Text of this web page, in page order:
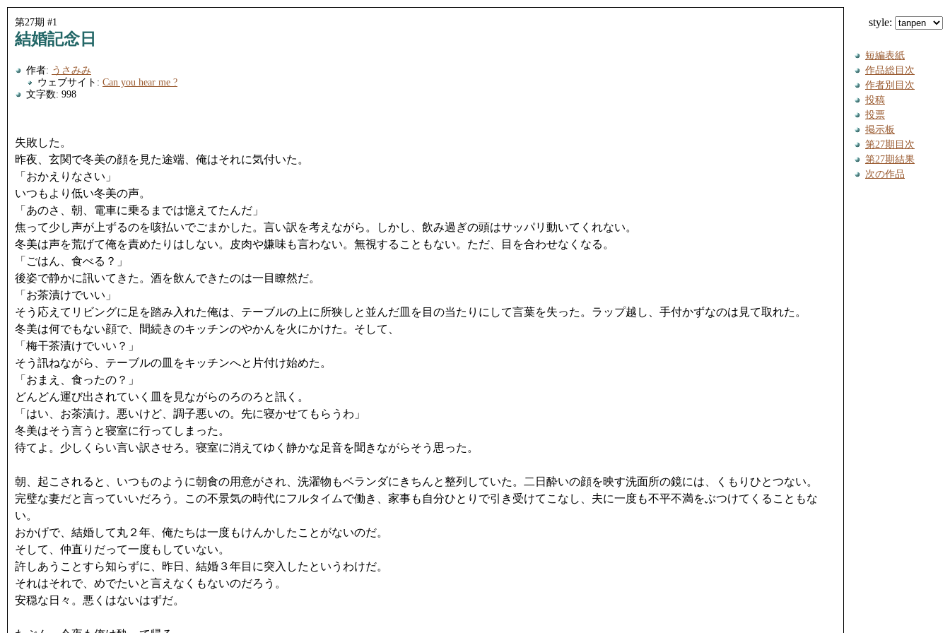
style:
第27期 #1
結婚記念日
作者: うさみみ
ウェブサイト: Can you hear me ?
文字数: 998
失敗した。
昨夜、玄関で冬美の顔を見た途端、俺はそれに気付いた。
「おかえりなさい」
いつもより低い冬美の声。
「あのさ、朝、電車に乗るまでは憶えてたんだ」
焦って少し声が上ずるのを咳払いでごまかした。言い訳を考えながら。しかし、飲み過ぎの頭はサッパリ動いてくれない。
冬美は声を荒げて俺を責めたりはしない。皮肉や嫌味も言わない。無視することもない。ただ、目を合わせなくなる。
「ごはん、食べる？」
後姿で静かに訊いてきた。酒を飲んできたのは一目瞭然だ。
「お茶漬けでいい」
そう応えてリビングに足を踏み入れた俺は、テーブルの上に所狭しと並んだ皿を目の当たりにして言葉を失った。ラップ越し、手付かずなのは見て取れた。
冬美は何でもない顔で、間続きのキッチンのやかんを火にかけた。そして、
「梅干茶漬けでいい？」
そう訊ねながら、テーブルの皿をキッチンへと片付け始めた。
「おまえ、食ったの？」
どんどん運び出されていく皿を見ながらのろのろと訊く。
「はい、お茶漬け。悪いけど、調子悪いの。先に寝かせてもらうわ」
冬美はそう言うと寝室に行ってしまった。
待てよ。少しくらい言い訳させろ。寝室に消えてゆく静かな足音を聞きながらそう思った。
朝、起こされると、いつものように朝食の用意がされ、洗濯物もベランダにきちんと整列していた。二日酔いの顔を映す洗面所の鏡には、くもりひとつない。
完璧な妻だと言っていいだろう。この不景気の時代にフルタイムで働き、家事も自分ひとりで引き受けてこなし、夫に一度も不平不満をぶつけてくることもな
い。
おかげで、結婚して丸２年、俺たちは一度もけんかしたことがないのだ。
そして、仲直りだって一度もしていない。
許しあうことすら知らずに、昨日、結婚３年目に突入したというわけだ。
それはそれで、めでたいと言えなくもないのだろう。
安穏な日々。悪くはないはずだ。
短編表紙
作品総目次
作者別目次
投稿
投票
掲示板
第27期目次
第27期結果
次の作品